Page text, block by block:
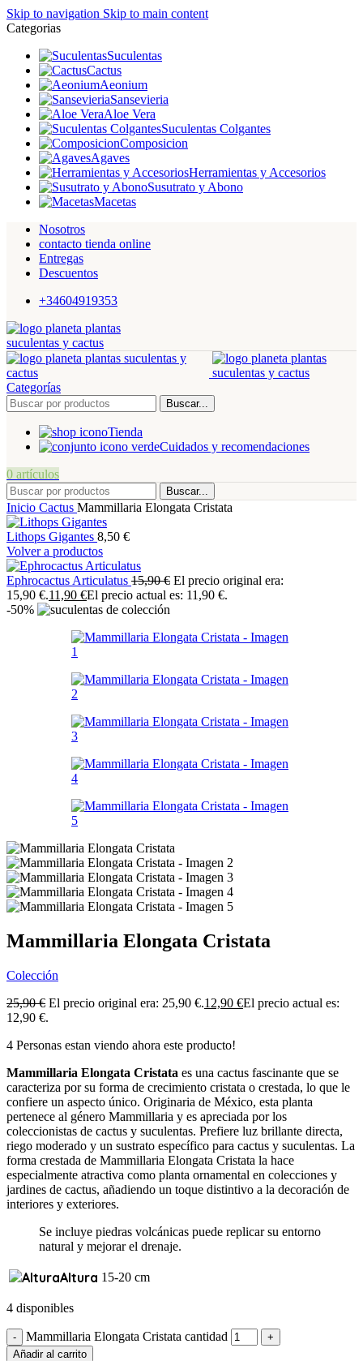
Skip to navigation Skip to main content
Categorias
Suculentas
Cactus
Aeonium
Sansevieria
Aloe Vera
Suculentas Colgantes
Composicion
Agaves
Herramientas y Accesorios
Susutrato y Abono
Macetas
Nosotros
contacto tienda online
Entregas
Descuentos
+34604919353
Categorías
Buscar...
Tienda
Cuidados y recomendaciones
0 artículos
Buscar...
Inicio Cactus Mammillaria Elongata Cristata
Lithops Gigantes 8,50 €
Volver a productos
Ephrocactus Articulatus 15,90€ El precio original era:
15,90 €.11,90 €El precio actual es: 11,90 €.
-50%
Mammillaria Elongata Cristata
Colección
25,90€ El precio original era: 25,90 €.12,90 €El precio actual es:
12,90 €.
4 Personas estan viendo ahora este producto!
Mammillaria Elongata Cristata es una cactus fascinante que se
caracteriza por su forma de crecimiento cristata o crestada, lo que le
confiere un aspecto único. Originaria de México, esta planta
pertenece al género Mammillaria y es apreciada por los
coleccionistas de cactus y suculentas. Prefiere luz brillante directa,
riego moderado y un sustrato específico para cactus y suculentas. La
forma crestada de Mammillaria Elongata Cristata la hace
especialmente atractiva como planta ornamental en colecciones y
jardines de cactus, añadiendo un toque distintivo a la decoración de
interiores y exteriores.
Se incluye piedras volcánicas puede replicar su entorno
natural y mejorar el drenaje.
Altura 15-20 cm
4 disponibles
Mammillaria Elongata Cristata cantidad
Añadir al carrito